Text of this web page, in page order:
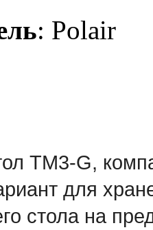
: Polair
TM3-G,
для
стола на